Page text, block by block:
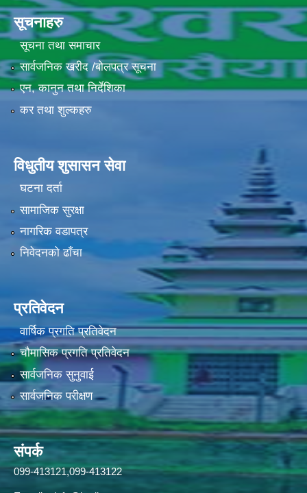
सूचनाहरु
सूचना तथा समाचार
सार्वजनिक खरीद /बोलपत्र सूचना
एन, कानुन तथा निर्देशिका
कर तथा शुल्कहरु
विधुतीय शुसासन सेवा
घटना दर्ता
सामाजिक सुरक्षा
नागरिक वडापत्र
निवेदनको ढाँचा
प्रतिवेदन
वार्षिक प्रगति प्रतिवेदन
चौमासिक प्रगति प्रतिवेदन
सार्वजनिक सुनुवाई
सार्वजनिक परीक्षण
संपर्क
099-413121,099-413122